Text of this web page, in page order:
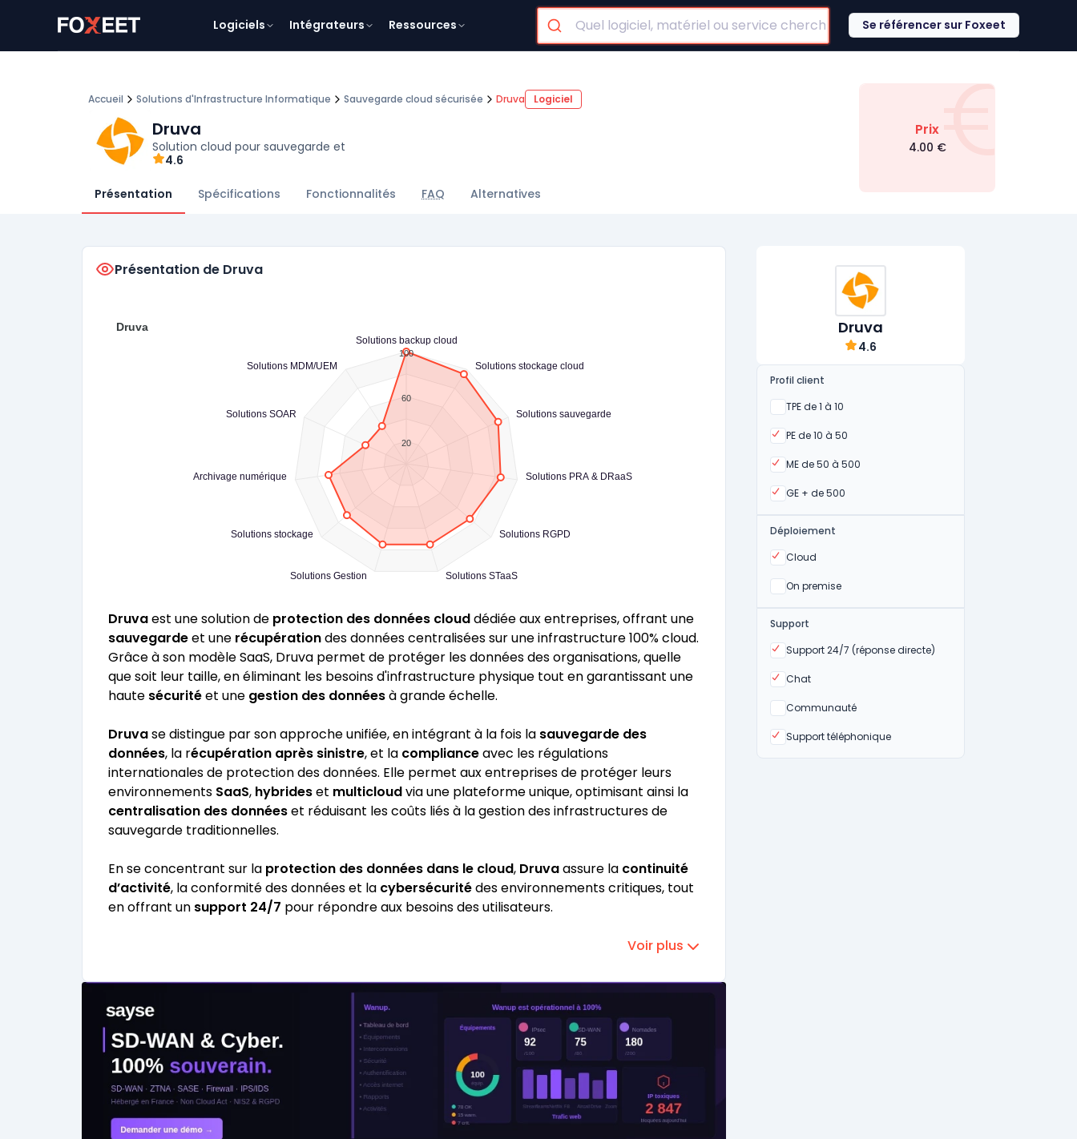
Logiciels Intégrateurs Ressources Se référencer sur Foxeet
Accueil Solutions d'Infrastructure Informatique Sauvegarde cloud sécurisée Druva Logiciel
Druva
Solution cloud pour sauvegarde et
4.6
Présentation Spécifications Fonctionnalités FAQ Alternatives
€
Prix
4.00 €
Druva
4.6
Profil client
TPE de 1 à 10
Oui
PE de 10 à 50
Oui
ME de 50 à 500
Oui
GE + de 500
Oui
Déploiement
Cloud
Oui
On premise
Oui
Support
Support 24/7 (réponse directe)
Oui
Chat
Oui
Communauté
Non
Support téléphonique
Oui
Présentation de Druva
Solutions backup cloud
Solutions stockage cloud
Solutions sauvegarde
Solutions PRA & DRaaS
Solutions RGPD
Solutions STaaS
Solutions Gestion
Solutions stockage
Archivage numérique
Solutions SOAR
Solutions MDM/UEM
100
60
20
Druva
Druvaest une solution de protection des données clouddédiée aux entreprises, offrant une
sauvegardeet une récupérationdes données centralisées sur une infrastructure 100% cloud.
Grâce à son modèle SaaS, Druva permet de protéger les données des organisations, quelle
que soit leur taille, en éliminant les besoins d'infrastructure physique tout en garantissant une
haute sécuritéet une gestion des donnéesà grande échelle.
Druvase distingue par son approche unifiée, en intégrant à la fois la sauvegarde des
données, la récupération après sinistre, et la complianceavec les régulations
internationales de protection des données. Elle permet aux entreprises de protéger leurs
environnements SaaS, hybrideset multicloudvia une plateforme unique, optimisant ainsi la
centralisation des donnéeset réduisant les coûts liés à la gestion des infrastructures de
sauvegarde traditionnelles.
En se concentrant sur la protection des données dans le cloud, Druvaassure la continuité
d’activité, la conformité des données et la cybersécuritédes environnements critiques, tout
en offrant un support 24/7 pour répondre aux besoins des utilisateurs.
Voir plus